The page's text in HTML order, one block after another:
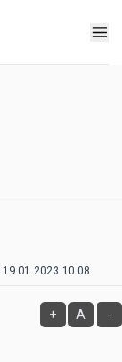
19.01.2023 10:08
+ A -